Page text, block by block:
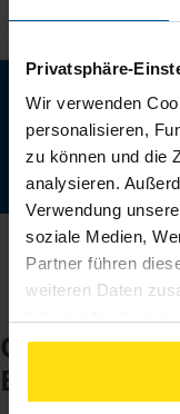
Privatsphäre-
Wir verwenden
personalisieren,
zu können und die
analysieren.
Verwendung
soziale Medien,
Partner führen
weiteren Daten
gesammelt haben.
können Sie der
unserer
Neu: Jetzt
Schnell,
Checkliste